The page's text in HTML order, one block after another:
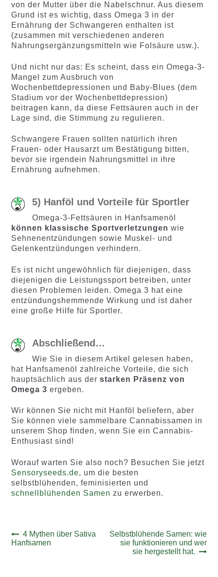
von der Mutter über die Nabelschnur. Aus diesem
Grund ist es wichtig, dass Omega 3 in der
Ernährung der Schwangeren enthalten ist
(zusammen mit verschiedenen anderen
Nahrungsergänzungsmitteln wie Folsäure usw.).
Und nicht nur das: Es scheint, dass ein Omega-3-
Mangel zum Ausbruch von
Wochenbettdepressionen und Baby-Blues (dem
Stadium vor der Wochenbettdepression)
beitragen kann, da diese Fettsäuren auch in der
Lage sind, die Stimmung zu regulieren.
Schwangere Frauen sollten natürlich ihren
Frauen- oder Hausarzt um Bestätigung bitten,
bevor sie irgendein Nahrungsmittel in ihre
Ernährung aufnehmen.
5) Hanföl und Vorteile für Sportler
Omega-3-Fettsäuren in Hanfsamenöl
können klassische Sportverletzungen wie
Sehnenentzündungen sowie Muskel- und
Gelenkentzündungen verhindern.
Es ist nicht ungewöhnlich für diejenigen, dass
diejenigen die Leistungssport betreiben, unter
diesen Problemen leiden. Omega 3 hat eine
entzündungshemmende Wirkung und ist daher
eine große Hilfe für Sportler.
Abschließend…
Wie Sie in diesem Artikel gelesen haben,
hat Hanfsamenöl zahlreiche Vorteile, die sich
hauptsächlich aus der starken Präsenz von
Omega 3 ergeben.
Wir können Sie nicht mit Hanföl beliefern, aber
Sie können viele sammelbare Cannabissamen in
unserem Shop finden, wenn Sie ein Cannabis-
Enthusiast sind!
Worauf warten Sie also noch? Besuchen Sie jetzt
Sensoryseeds.de, um die besten
selbstblühenden, feminisierten und
schnellblühenden Samen zu erwerben.
Beitrags-
Navigation
Vorheriger
Beitrag:
4 Mythen über Sativa
Hanfsamen
Nächster
Beitrag:
Selbstblühende Samen: wie
sie funktionieren und wer
sie hergestellt hat.